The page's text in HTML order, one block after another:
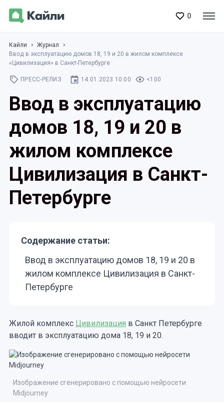
0
Кайли
Журнал
Ввод в эксплуатацию домов 18, 19 и 20 в жилом комплексе
«Цивилизация» в Санкт-Петербурге
ПРЕСС-РЕЛИЗ 14.01.2023 10:00 <100
Ввод в эксплуатацию
домов 18, 19 и 20 в
жилом комплексе
Цивилизация в Санкт-
Петербурге
Содержание статьи:
Ввод в эксплуатацию домов 18, 19 и 20 в
жилом комплексе Цивилизация в Санкт-
Петербурге
Жилой комплекс Цивилизация в Санкт Петербурге
вводит в эксплуатацию дома 18, 19 и 20.
Изображение сгенерировано с помощью нейросети
Midjourney